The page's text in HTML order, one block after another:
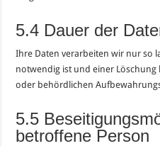
5.4 Dauer der
Ihre Daten verarbeiten wir nur so
notwendig ist und einer Löschung
oder behördlichen
5.5
betroffene Person